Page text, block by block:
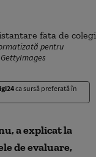
pentru
ca sursă preferată în
a explicat la
de evaluare,